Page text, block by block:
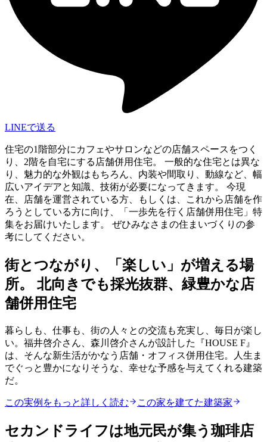
LINEで送る
住宅の1階部分にカフェやサロンなどの店舗スペースをつく
り、2階を自宅にする店舗併用住宅。 一般的な住宅とは異な
り、魅力的な外観はもちろん、内装や間取り、動線など、幅
広いアイデアと知識、技術が必要になってきます。 今現
在、店舗を運営されている方、もしくは、これから店舗を作
ろうとしている方に向け、「一歩先を行く店舗併用住宅」特
集をお届けいたします。 ぜひみなさまの住まいづくりの参
考にしてください。
街とつながり、「楽しい」が増える場
所。 北向きでも採光抜群、緑豊かな店
舗併用住宅
暮らしも、仕事も、街の人々との交流も充実し、毎日が楽し
い。福井啓介さん、森川啓介さんが設計した『HOUSE F』
は、そんな新生活がかなう店舗・オフィス併用住宅。人生ま
でぐっと豊かになりそうな、幸せな予感を与えてくれる建築
だ。
この実例をもっと詳しく読む この家を建てた建築家
セカンドライフは地元民が集う珈琲店